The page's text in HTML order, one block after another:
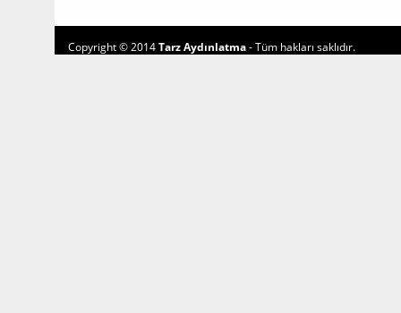
Copyright © 2014Tarz Aydınlatma- Tüm hakları saklıdır.